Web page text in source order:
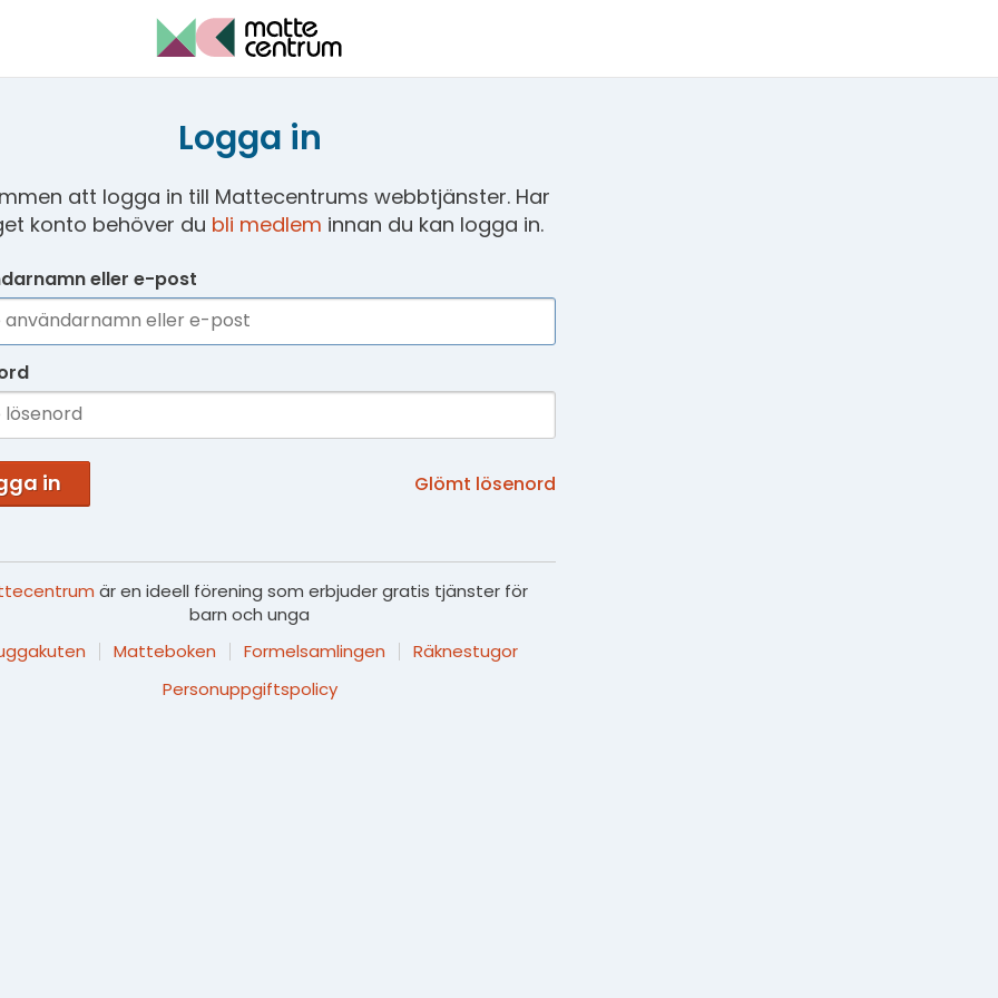
Logga in
att logga in till Mattecentrums webbtjänster. Har
konto behöver du bli medlem innan du kan logga in.
eller e-post
in Glömt lösenord
är en ideell förening som erbjuder gratis tjänster för
barn och unga
Matteboken Formelsamlingen
Räknestugor
Personuppgiftspolicy